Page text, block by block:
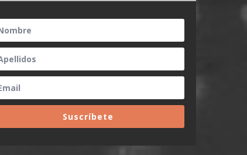
Suscríbete